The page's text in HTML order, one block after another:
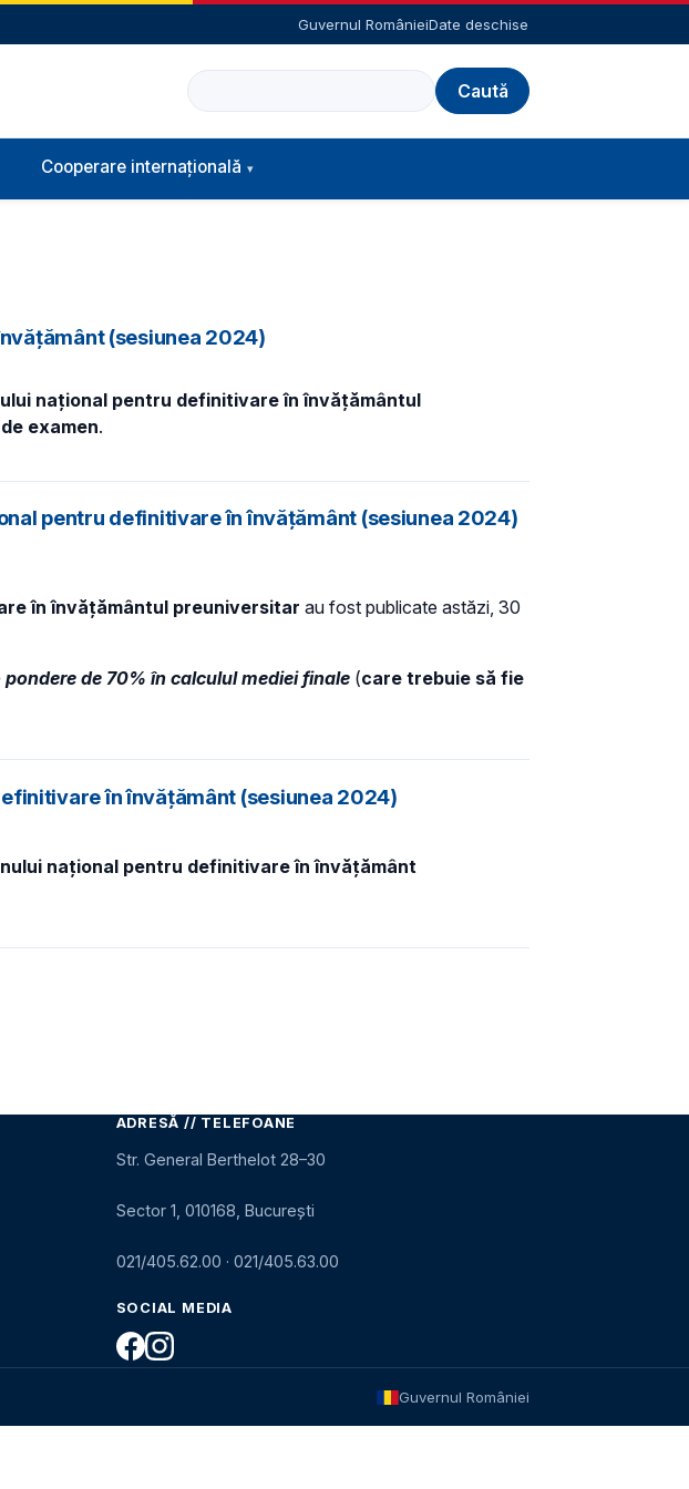
Guvernul RomânieiDate deschise
Caută
Cooperare internațională
(sesiunea 2024)
național pentru definitivare în învățământul
examen.
pentru definitivare în învățământ (sesiunea 2024)
în învățământul preuniversitar au fost publicate astăzi, 30
de 70% în calculul mediei finale (care trebuie să fie
în învățământ (sesiunea 2024)
național pentru definitivare în învățământ
ADRESĂ // TELEFOANE
Str. General Berthelot 28–30
Sector 1, 010168, București
021/405.62.00 · 021/405.63.00
SOCIAL MEDIA
Guvernul României